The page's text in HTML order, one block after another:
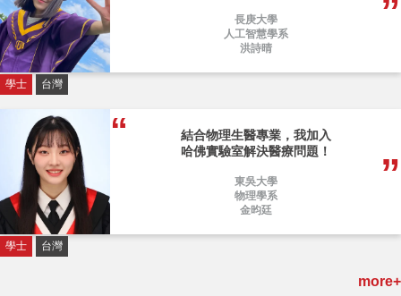
長庚大學
人工智慧學系
洪詩晴
學士 台灣
結合物理生醫專業，我加入
哈佛實驗室解決醫療問題！
東吳大學
物理學系
金昀廷
學士 台灣
more+